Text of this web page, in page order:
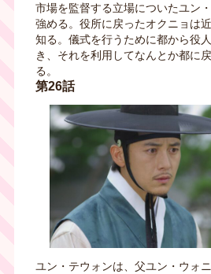
市場を監督する立場についたユン
強める。役所に戻ったオクニョは
知る。儀式を行うために都から役
き、それを利用してなんとか都に
る。
第26話
ユン・テウォンは、父ユン・ウォ